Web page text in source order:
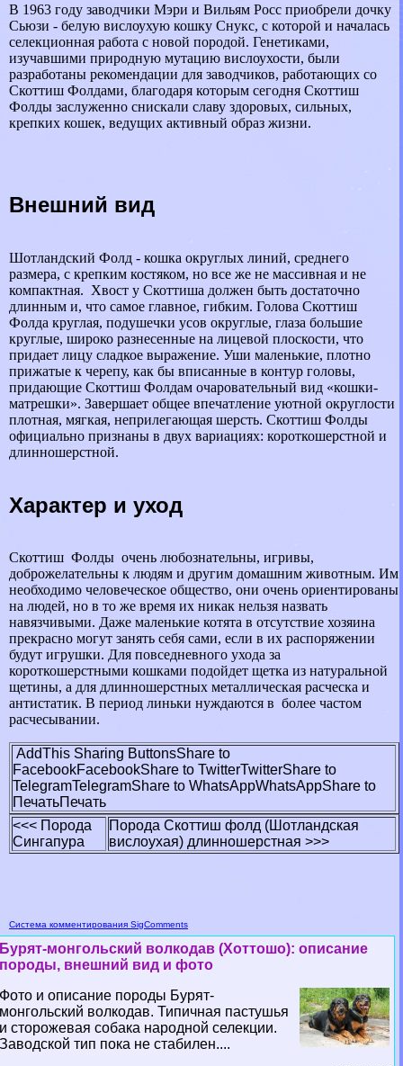
В 1963 году заводчики Мэри и Вильям Росс приобрели дочку
Сьюзи - белую вислоухую кошку Снукс, с которой и началась
селекционная работа с новой породой. Генетиками,
изучавшими природную мутацию вислоухости, были
разработаны рекомендации для заводчиков, работающих со
Скоттиш Фолдами, благодаря которым сегодня Скоттиш
Фолды заслуженно снискали славу здоровых, сильных,
крепких кошек, ведущих активный образ жизни.
Внешний вид
Шотландский Фолд - кошка округлых линий, среднего
размера, с крепким костяком, но все же не массивная и не
компактная. Хвост у Скоттиша должен быть достаточно
длинным и, что самое главное, гибким. Голова Скоттиш
Фолда круглая, подушечки усов округлые, глаза большие
круглые, широко разнесенные на лицевой плоскости, что
придает лицу сладкое выражение. Уши маленькие, плотно
прижатые к черепу, как бы вписанные в контур головы,
придающие Скоттиш Фолдам очаровательный вид «кошки-
матрешки». Завершает общее впечатление уютной округлости
плотная, мягкая, неприлегающая шерсть. Скоттиш Фолды
официально признаны в двух вариациях: короткошерстной и
длинношерстной.
Хаpaктер и уход
Скоттиш Фолды очень любознательны, игривы,
доброжелательны к людям и другим домашним животным. Им
необходимо человеческое общество, они очень ориентированы
на людей, но в то же время их никак нельзя назвать
навязчивыми. Даже маленькие котята в отсутствие хозяина
прекрасно могут занять себя сами, если в их распоряжении
будут игрушки. Для повседневного ухода за
короткошерстными кошками подойдет щетка из натуральной
щетины, а для длинношерстных металлическая расческа и
антистатик. В период линьки нуждаются в более частом
расчесывании.
AddThis Sharing ButtonsShare to
FacebookFacebookShare to TwitterTwitterShare to
TelegramTelegramShare to WhatsAppWhatsAppShare to
ПечатьПечать
<<< Порода
Сингапура
Порода Скоттиш фолд (Шотландская
вислоухая) длинношерстная >>>
Система комментирования SigComments
Бурят-монгольский волкодав (Хоттошо): описание
породы, внешний вид и фото
Фото и описание породы Бурят-
монгольский волкодав. Типичная пастушья
и сторожевая собака народной селекции.
Заводской тип пока не стабилен....